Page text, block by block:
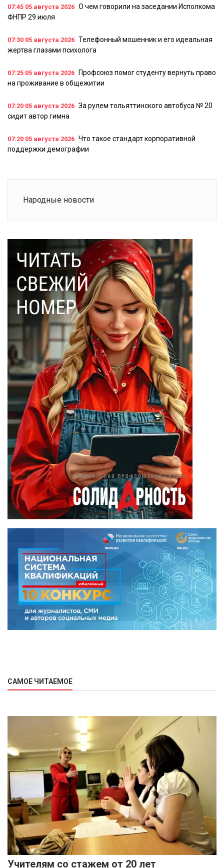
07:45 05 августа 2026 О чем говорили на заседании Исполкома
ФНПР 29 июля
07:30 05 августа 2026 Телефонный мошенник и его идеальная
жертва глазами психолога
07:25 05 августа 2026
Профсоюз помог студенту вернуть право
на проживание в общежитии
07:20 05 августа 2026 За рулем тольяттинского автобуса № 20
сидит автор гимна
07:20 05 августа 2026 Что такое стандарт корпоративной
поддержки демографии
Народные новости
САМОЕ ЧИТАЕМОЕ
Учителям со стажем от 20 лет